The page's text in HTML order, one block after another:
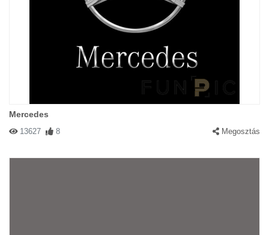
Mercedes
13627 8 Megosztás